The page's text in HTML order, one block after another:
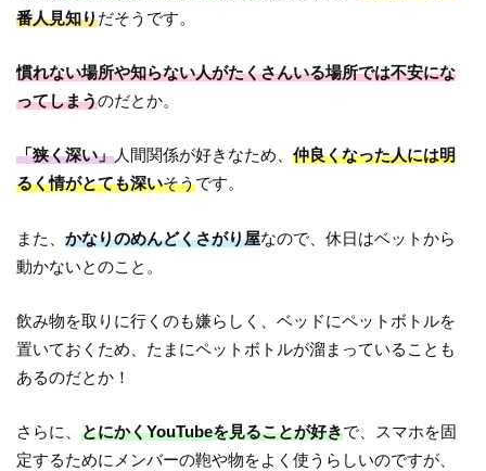
番人見知りだそうです。
慣れない場所や知らない人がたくさんいる場所では不安にな
ってしまうのだとか。
「狭く深い」人間関係が好きなため、仲良くなった人には明
るく情がとても深いそうです。
また、かなりのめんどくさがり屋なので、休日はベットから
動かないとのこと。
飲み物を取りに行くのも嫌らしく、ベッドにペットボトルを
置いておくため、たまにペットボトルが溜まっていることも
あるのだとか！
さらに、とにかくYouTubeを見ることが好きで、スマホを固
定するためにメンバーの鞄や物をよく使うらしいのですが、